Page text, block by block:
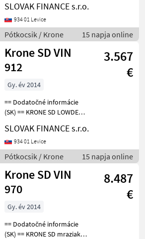
04/2007, kotúčové brzdy,
na vzduchu, rozmery: D- 11,
5 m, Š- 2, 28 m, možnosť
roztiahnuti
SLOVAK FINANCE s.r.o.
934 01 Levice
Pótkocsik / Krone 15 napja online
Krone SD VIN
912
3.567
€
Gy. év 2014
== Dodatočné informácie
(SK) == KRONE SD LOWDECK
kotúčové brzdy, zdvíhacia
náprava, vnútorná výška:
3m, mechanický prízdvih
strechy: 3, 3
SLOVAK FINANCE s.r.o.
934 01 Levice
Pótkocsik / Krone 15 napja online
Krone SD VIN
970
8.487
€
Gy. év 2014
== Dodatočné informácie
(SK) == KRONE SD mraziak